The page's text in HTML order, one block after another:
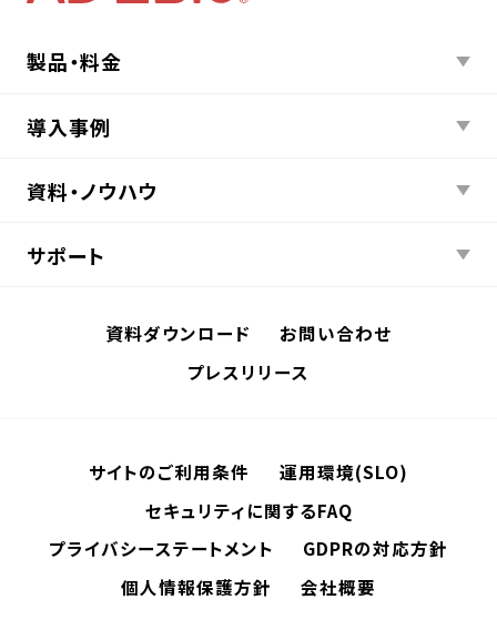
製品・料金
導入事例
資料・ノウハウ
サポート
資料ダウンロード
お問い合わせ
プレスリリース
サイトのご利用条件
運用環境(SLO)
セキュリティに関するFAQ
プライバシーステートメント
GDPRの対応方針
個人情報保護方針
会社概要